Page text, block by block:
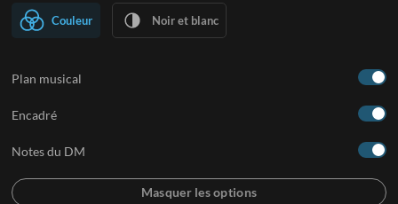
Couleur Noir et blanc
Plan musical
Encadré
Notes du DM